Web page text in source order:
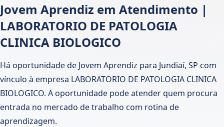
Jovem Aprendiz em Atendimento |
LABORATORIO DE PATOLOGIA
CLINICA BIOLOGICO
Há oportunidade de Jovem Aprendiz para Jundiaí, SP com
vínculo à empresa LABORATORIO DE PATOLOGIA CLINICA
BIOLOGICO. A oportunidade pode atender quem procura
entrada no mercado de trabalho com rotina de
aprendizagem.